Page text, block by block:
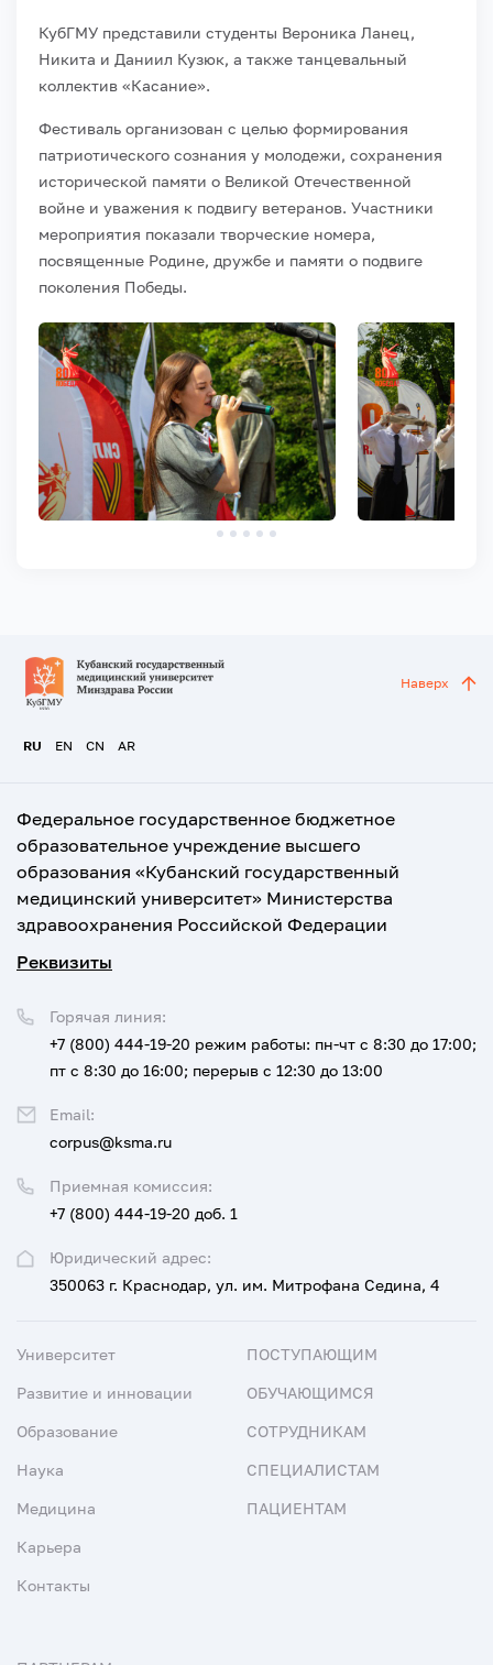
КубГМУ представили студенты Вероника Ланец,
Никита и Даниил Кузюк, а также танцевальный
коллектив «Касание».
Фестиваль организован с целью формирования
патриотического сознания у молодежи, сохранения
исторической памяти о Великой Отечественной
войне и уважения к подвигу ветеранов. Участники
мероприятия показали творческие номера,
посвященные Родине, дружбе и памяти о подвиге
поколения Победы.
RU EN CN AR
Наверх
Федеральное государственное бюджетное
образовательное учреждение высшего
образования «Кубанский государственный
медицинский университет» Министерства
здравоохранения Российской Федерации
Реквизиты
Юридический адрес:
350063 г. Краснодар, ул. им. Митрофана Седина, 4
Приемная комиссия:
+7 (800) 444-19-20 доб. 1
Горячая линия:
+7 (800) 444-19-20 режим работы: пн-чт с 8:30 до 17:00;
пт с 8:30 до 16:00; перерыв с 12:30 до 13:00
Email:
corpus@ksma.ru
Университет
Развитие и инновации
Образование
Наука
Медицина
Карьера
Контакты
ПОСТУПАЮЩИМ
ОБУЧАЮЩИМСЯ
СОТРУДНИКАМ
СПЕЦИАЛИСТАМ
ПАЦИЕНТАМ